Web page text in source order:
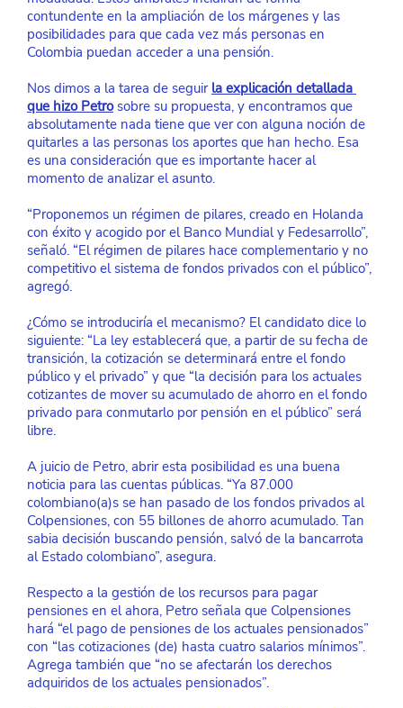
contundente en la ampliación de los márgenes y las
posibilidades para que cada vez más personas en
Colombia puedan acceder a una pensión.
Nos dimos a la tarea de seguir la explicación detallada
que hizo Petro sobre su propuesta, y encontramos que
absolutamente nada tiene que ver con alguna noción de
quitarles a las personas los aportes que han hecho. Esa
es una consideración que es importante hacer al
momento de analizar el asunto.
“Proponemos un régimen de pilares, creado en Holanda
con éxito y acogido por el Banco Mundial y Fedesarrollo”,
señaló. “El régimen de pilares hace complementario y no
competitivo el sistema de fondos privados con el público”,
agregó.
¿Cómo se introduciría el mecanismo? El candidato dice lo
siguiente: “La ley establecerá que, a partir de su fecha de
transición, la cotización se determinará entre el fondo
público y el privado” y que “la decisión para los actuales
cotizantes de mover su acumulado de ahorro en el fondo
privado para conmutarlo por pensión en el público” será
libre.
A juicio de Petro, abrir esta posibilidad es una buena
noticia para las cuentas públicas. “Ya 87.000
colombiano(a)s se han pasado de los fondos privados al
Colpensiones, con 55 billones de ahorro acumulado. Tan
sabia decisión buscando pensión, salvó de la bancarrota
al Estado colombiano”, asegura.
Respecto a la gestión de los recursos para pagar
pensiones en el ahora, Petro señala que Colpensiones
hará “el pago de pensiones de los actuales pensionados”
con “las cotizaciones (de) hasta cuatro salarios mínimos”.
Agrega también que “no se afectarán los derechos
adquiridos de los actuales pensionados”.